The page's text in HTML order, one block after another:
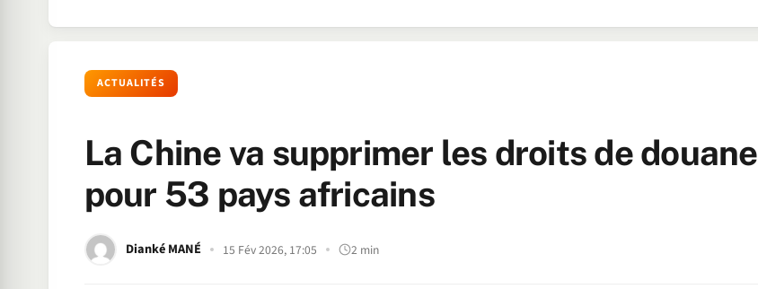
ACTUALITÉS
La Chine va supprimer les droits de douane
pour 53 pays africains
Dianké MANÉ 15 Fév 2026, 17:05 2 min